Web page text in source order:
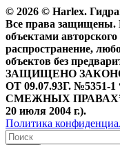
© 2026 © Harlex.
Все права защищены.
объектами
распространение,
объектов без
ЗАЩИЩЕНО
ОТ 09.07.93Г.
СМЕЖНЫХ ПРАВАХ” (с
20 июля 2004 г.).
Политика